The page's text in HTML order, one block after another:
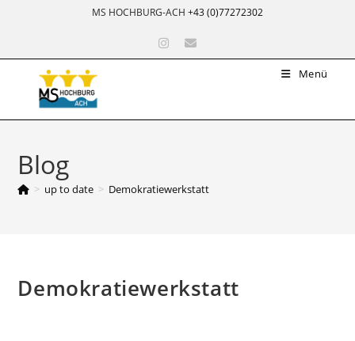
MS HOCHBURG-ACH +43 (0)77272302
Menü
Blog
> up to date > Demokratiewerkstatt
Demokratiewerkstatt